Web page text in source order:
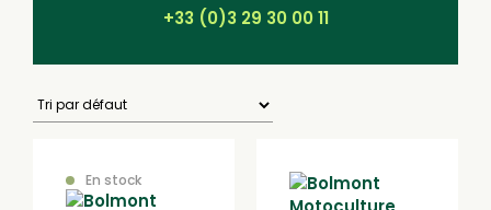
+33 (0)3 29 30 00 11
En stock